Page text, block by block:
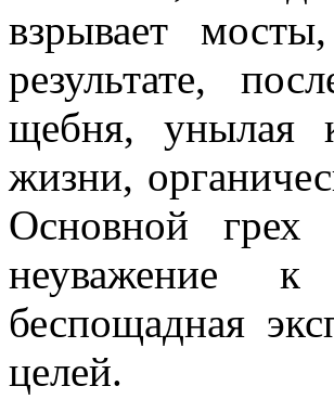
взрывает
результате,
щебня, унылая
жизни,
Основной
неуважение к
беспощадная
целей.